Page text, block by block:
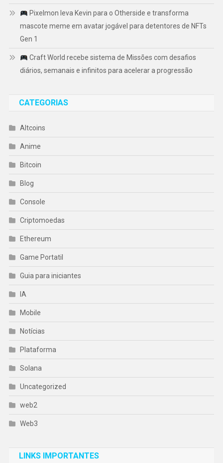
Pixelmon leva Kevin para o Otherside e transforma
mascote meme em avatar jogável para detentores de NFTs
Gen 1
Craft World recebe sistema de Missões com desafios
diários, semanais e infinitos para acelerar a progressão
CATEGORIAS
Altcoins
Anime
Bitcoin
Blog
Console
Criptomoedas
Ethereum
Game Portatil
Guia para iniciantes
IA
Mobile
Notícias
Plataforma
Solana
Uncategorized
web2
Web3
LINKS IMPORTANTES